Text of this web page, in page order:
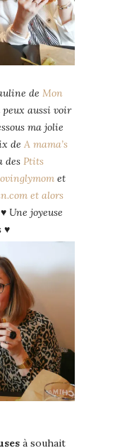
de Mon
aussi voir
ma jolie
de A mama’s
des Ptits
et
et alors
♥ Une joyeuse
♥
à souhait